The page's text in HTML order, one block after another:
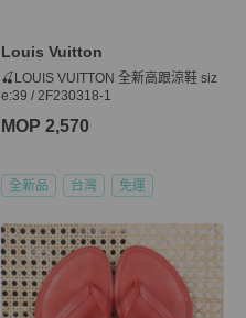
Louis Vuitton
🍒LOUIS VUITTON 全新高跟涼鞋 siz
e:39 / 2F230318-1
MOP 2,570
全新品 台灣 免運